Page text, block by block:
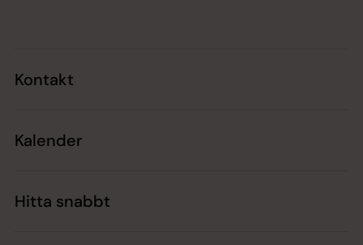
Kontakt
Kalender
Hitta snabbt